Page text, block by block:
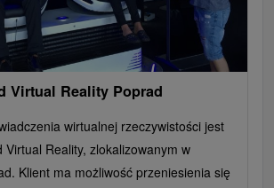
Virtual Reality Poprad
wirtualnej rzeczywistości jest
Virtual Reality, zlokalizowanym w
Klient ma możliwość przeniesienia się